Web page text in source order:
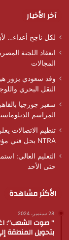
آخر الأخبار
لكل ناجح أعداء…
انعقاد اللجنة
المجالات
وفد سعودي يزور
النقل البحري
سفير جورجيا
المراسم
NTRA بحل فني مؤقت لحين استكمال التحديثات
حتى الأحد
الأكثر مشاهدة
28 سبتمبر، 2024
” صوت الشعب”:
بتحويل المنطقة